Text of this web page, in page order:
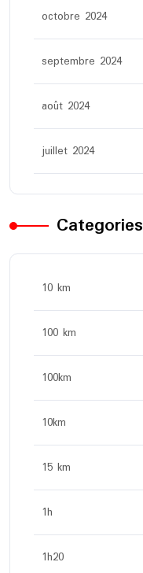
octobre 2024
septembre 2024
août 2024
juillet 2024
Categories
10 km
100 km
100km
10km
15 km
1h
1h20